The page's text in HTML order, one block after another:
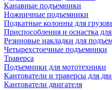
Канавные подъемники
Ножничные подъемники
Подкатные колонны для
Приспособления и оснастка
Резиновые накладки для
Четырехстоечные подъемники
Траверса
Подъемники для мототехники
Кантователи и траверсы для
Кантователи двигателя